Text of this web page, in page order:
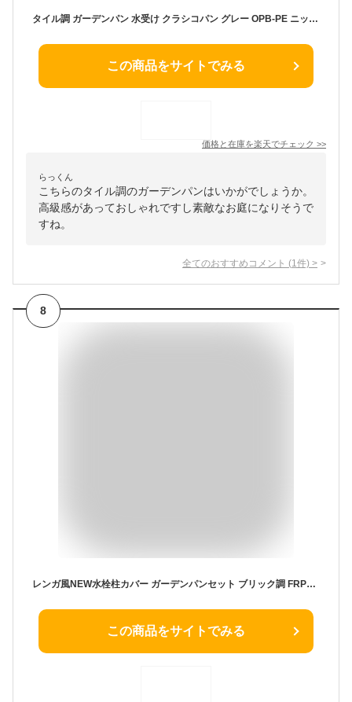
タイル調 ガーデンパン 水受け クラシコパン グレー OPB-PE ニッコーエクステリア nikko【メーカー直送・代金引換不可】
この商品をサイトでみる
価格と在庫を楽天でチェック >>
らっくん
こちらのタイル調のガーデンパンはいかがでしょうか。
高級感があっておしゃれですし素敵なお庭になりそうで
すね。
全てのおすすめコメント (1 件) >
8
レンガ風NEW水栓柱カバー ガーデンパンセット ブリック調 FRP製 レンガ調 水洗柱ユニットセット 78813 人気 おしゃれ クール シンプル 戸建て 玄関 庭 可愛い かわいい 新居 新築 エクステリア リフォーム お祝い プレゼント 外 水道 水回り
この商品をサイトでみる